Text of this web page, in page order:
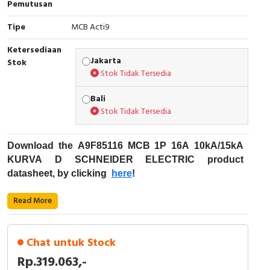
Cable Operated Switch
Signalling Columns
Pressure Switch
Ultrasonic & Rotary Encoder
Limit Switch
Inductive Sensors
Photoelectric
Cam Switch
Panel Box
Pemutusan
Tipe
MCB Acti9
Ketersediaan
Stok
Jakarta
Stok Tidak Tersedia
Bali
Stok Tidak Tersedia
Download the A9F85116 MCB 1P 16A 10kA/15kA
KURVA D SCHNEIDER ELECTRIC product
datasheet, by clicking
here!
Fungsi Pemutus Sirkuit Miniatur (MCB):
Nama produk : MCB 1P 16A 10kA/15kA KURVA D
Deskripsi : ACTI9 iC60H SCHNEIDER
Read More
Chat untuk Stock
Rp.319.063,-